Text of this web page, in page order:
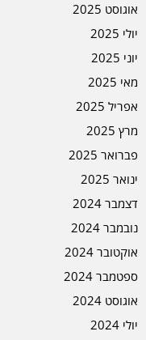
אוגוסט 2025
יולי 2025
יוני 2025
מאי 2025
אפריל 2025
מרץ 2025
פברואר 2025
ינואר 2025
דצמבר 2024
נובמבר 2024
אוקטובר 2024
ספטמבר 2024
אוגוסט 2024
יולי 2024